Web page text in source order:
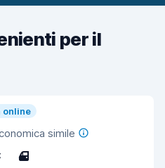
per il
online
simile
4